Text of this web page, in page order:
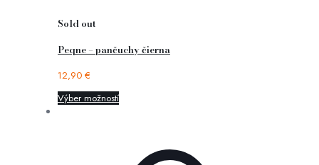
Sold out
Peqne – pančuchy čierna
12,90 €
Výber možností